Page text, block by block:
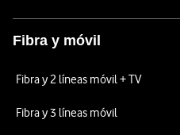
Fibra y móvil
Fibra y 2 líneas móvil + TV
Fibra y 3 líneas móvil